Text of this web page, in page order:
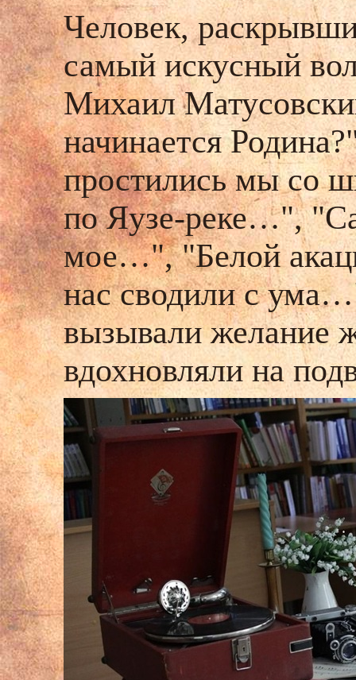
Человек,
самый искусный
Михаил
начинается
простились мы со
по Яузе-реке…",
мое…", "Белой
нас сводили с
вызывали желание
вдохновляли на